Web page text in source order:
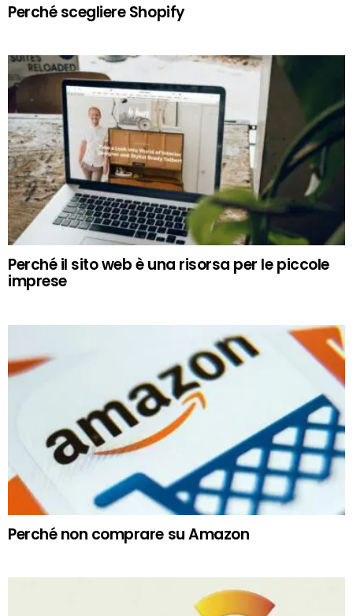
Perché scegliere Shopify
Perché il sito web è una risorsa per le piccole
imprese
Perché non comprare su Amazon